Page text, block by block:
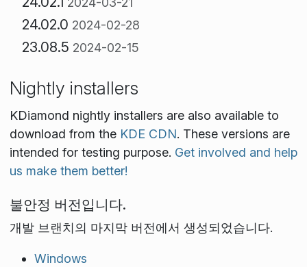
24.02.0 2024-02-28
23.08.5 2024-02-15
Nightly installers
KDiamond nightly installers are also available to
download from the KDE CDN. These versions are
intended for testing purpose. Get involved and help
us make them better!
불안정 버전입니다.
개발 브랜치의 마지막 버전에서 생성되었습니다.
Windows